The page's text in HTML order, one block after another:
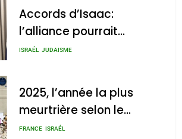
2025, l’année la plus
meurtrière selon le rapport
d’ADL contre
l’antisémitisme
admin 0
Accords d’Isaac:
l’alliance pourrait
s’étendre à 13 pays
ISRAÉL JUDAISME
2025, l’année la plus
meurtrière selon le
rapport d’ADL contre
FRANCE ISRAÉL